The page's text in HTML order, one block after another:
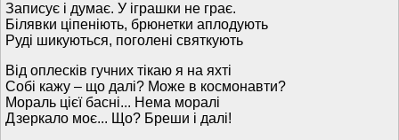
Записує і думає. У іграшки не грає.
Білявки ціпеніють, брюнетки аплодують
Руді шикуються, поголені святкують
Від оплесків гучних тікаю я на яхті
Собі кажу – що далі? Може в космонавти?
Мораль цієї басні... Нема моралі
Дзеркало моє... Що? Бреши і далі!